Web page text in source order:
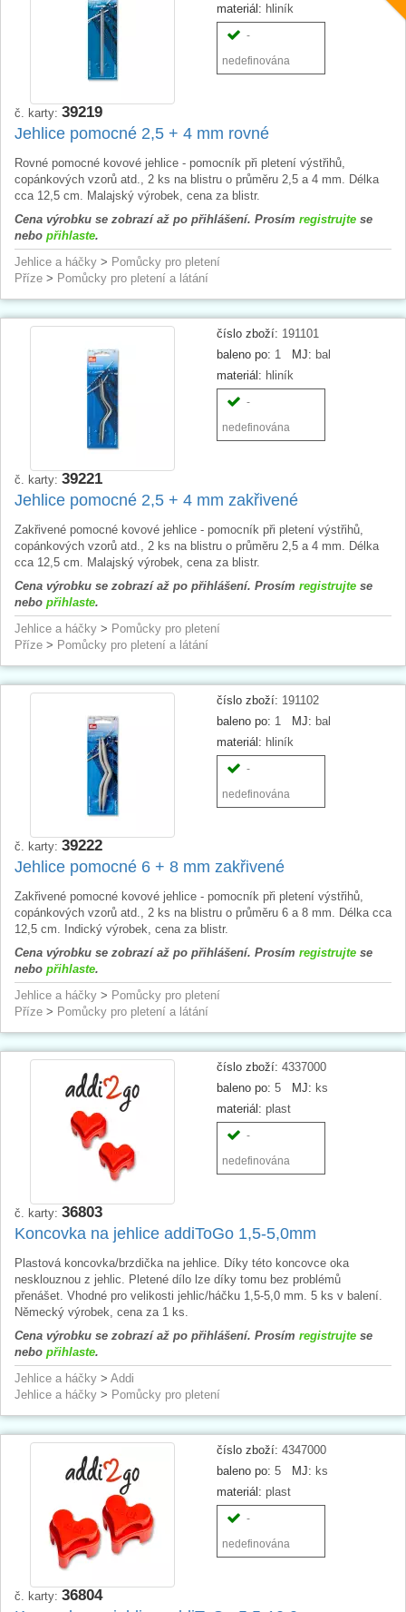
materiál: hliník
-
nedefinována
č. karty: 39219
Jehlice pomocné 2,5 + 4 mm rovné
Rovné pomocné kovové jehlice - pomocník při pletení výstřihů,
copánkových vzorů atd., 2 ks na blistru o průměru 2,5 a 4 mm. Délka
cca 12,5 cm. Malajský výrobek, cena za blistr.
Cena výrobku se zobrazí až po přihlášení. Prosím registrujte se
nebo přihlaste.
Jehlice a háčky > Pomůcky pro pletení
Příze > Pomůcky pro pletení a látání
číslo zboží: 191101
baleno po: 1 MJ: bal
materiál: hliník
-
nedefinována
č. karty: 39221
Jehlice pomocné 2,5 + 4 mm zakřivené
Zakřivené pomocné kovové jehlice - pomocník při pletení výstřihů,
copánkových vzorů atd., 2 ks na blistru o průměru 2,5 a 4 mm. Délka
cca 12,5 cm. Malajský výrobek, cena za blistr.
Cena výrobku se zobrazí až po přihlášení. Prosím registrujte se
nebo přihlaste.
Jehlice a háčky > Pomůcky pro pletení
Příze > Pomůcky pro pletení a látání
číslo zboží: 191102
baleno po: 1 MJ: bal
materiál: hliník
-
nedefinována
č. karty: 39222
Jehlice pomocné 6 + 8 mm zakřivené
Zakřivené pomocné kovové jehlice - pomocník při pletení výstřihů,
copánkových vzorů atd., 2 ks na blistru o průměru 6 a 8 mm. Délka cca
12,5 cm. Indický výrobek, cena za blistr.
Cena výrobku se zobrazí až po přihlášení. Prosím registrujte se
nebo přihlaste.
Jehlice a háčky > Pomůcky pro pletení
Příze > Pomůcky pro pletení a látání
číslo zboží: 4337000
baleno po: 5 MJ: ks
materiál: plast
-
nedefinována
č. karty: 36803
Koncovka na jehlice addiToGo 1,5-5,0mm
Plastová koncovka/brzdička na jehlice. Díky této koncovce oka
nesklouznou z jehlic. Pletené dílo lze díky tomu bez problémů
přenášet. Vhodné pro velikosti jehlic/háčku 1,5-5,0 mm. 5 ks v balení.
Německý výrobek, cena za 1 ks.
Cena výrobku se zobrazí až po přihlášení. Prosím registrujte se
nebo přihlaste.
Jehlice a háčky > Addi
Jehlice a háčky > Pomůcky pro pletení
číslo zboží: 4347000
baleno po: 5 MJ: ks
materiál: plast
-
nedefinována
č. karty: 36804